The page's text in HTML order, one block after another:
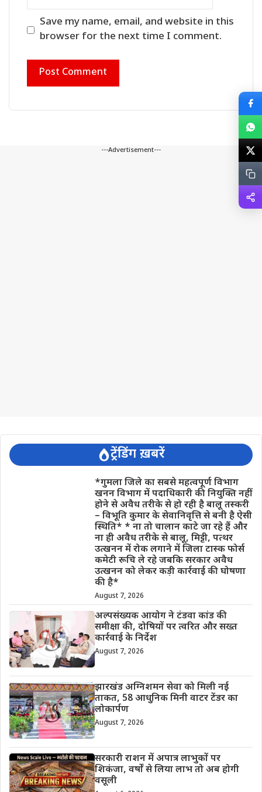
Save my name, email, and website in this
browser for the next time I comment.
---Advertisement---
ट्रेंडिंग ख़बरें
*गुमला जिले का सबसे महत्वपूर्ण विभाग
खनन विभाग में पदाधिकारी की नियुक्ति नहीं
होने से अवैध तरीके से हो रही है बालू तस्करी
– विभूति कुमार के सेवानिवृत्ति से बनी है ऐसी
स्थिति* * ना तो चालान काटे जा रहे हैं और
ना ही अवैध तरीके से बालू, मिट्टी, पत्थर
उत्खनन में रोक लगाने में जिला टास्क फोर्स
कमेटी रूचि ले रहे जबकि सरकार अवैध
उत्खनन को लेकर कड़ी कार्रवाई की घोषणा
की है*
August 7, 2026
अल्पसंख्यक आयोग ने टंडवा कांड की
समीक्षा की, दोषियों पर त्वरित और सख्त
कार्रवाई के निर्देश
August 7, 2026
झारखंड अग्निशमन सेवा को मिली नई
ताकत, 58 आधुनिक मिनी वाटर टेंडर का
लोकार्पण
August 7, 2026
सरकारी राशन में अपात्र लाभुकों पर
शिकंजा, वर्षों से लिया लाभ तो अब होगी
वसूली